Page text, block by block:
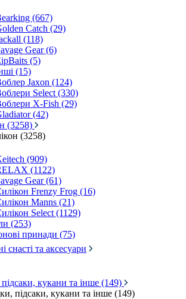
(667)
Catch (29)
(118)
Gear (6)
(5)
(15)
Jaxon (124)
Select (330)
X-Fish (29)
(42)
(3258)
(3258)
(909)
(1122)
Gear (61)
Frenzy Frog (16)
Manns (21)
Select (1129)
(253)
принади (75)
снасті та аксесуари
кукани та інше (149)
підсаки, кукани та інше (149)